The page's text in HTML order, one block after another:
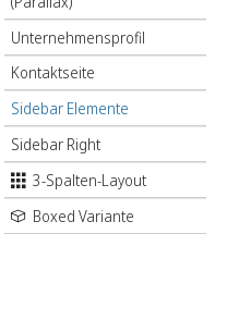
Unternehmensprofil
Kontaktseite
Sidebar Elemente
Sidebar Right
3-Spalten-Layout
Boxed Variante